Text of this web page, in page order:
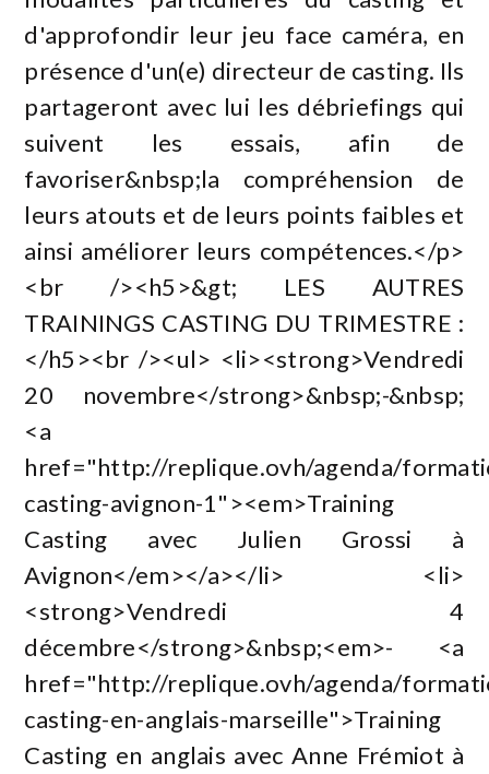
d'approfondir leur jeu face caméra, en
présence d'un(e) directeur de casting. Ils
partageront avec lui les débriefings qui
suivent les essais, afin de
favoriser&nbsp;la compréhension de
leurs atouts et de leurs points faibles et
ainsi améliorer leurs compétences.</p>
<br /><h5>&gt; LES AUTRES
TRAININGS CASTING DU TRIMESTRE :
</h5><br /><ul> <li><strong>Vendredi
20 novembre</strong>&nbsp;-&nbsp;
<a
href="http://replique.ovh/agenda/
casting-avignon-1"><em>Training
Casting avec Julien Grossi à
Avignon</em></a></li> <li>
<strong>Vendredi 4
décembre</strong>&nbsp;<em>- <a
href="http://replique.ovh/agenda/
casting-en-anglais-marseille">Training
Casting en anglais avec Anne Frémiot à